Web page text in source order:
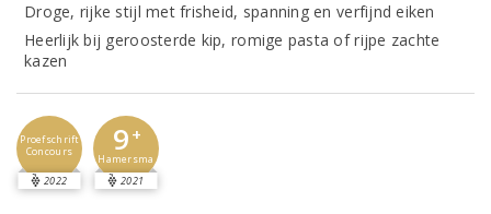
Droge, rijke stijl met frisheid, spanning en verfijnd eiken
Heerlijk bij geroosterde kip, romige pasta of rijpe zachte
kazen
Proefschrift
Concours
2022
9 +
Hamersma
2021